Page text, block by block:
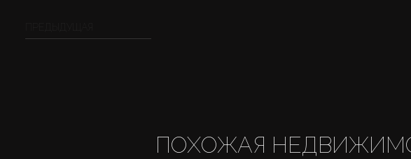
ПОХОЖАЯ